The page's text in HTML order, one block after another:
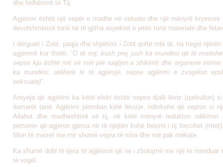
dhe hidhërimit të Tij.
Agjërimi është një vepër e madhe në vetvete dhe një mënyrë kryesore
devotshmërisë tonë në të gjitha aspektet e jetës tonë materiale dhe
I dërguari i Zotit, paqja dhe shpëtimi i Zotit qoftë mbi të, na tregoi
agjërimit kur thotë: “O të rinj, kush prej jush ka mundësi që të
sepse kjo është më së miri për ruajtjen e shikimit dhe organeve
ka mundësi, atëherë le të agjërojë, sepse agjërimi e zvogëlon
seksuale)”.
Arsyeja që agjërimi ka këtë efekt është sepse djalli lëviz (qarkullon)
damarët tanë. Agjërimi përmban këtë lëvizje, ndërkohë që vepron si
Allahut dhe madhështisë së tij, në këtë mënyrë redukton ndikimin
personin që agjëron gjersa në të njëjtën kohë besimi i tij forcohet
fillon të merret me më shumë vepra të mira dhe më pak mëkate.
Ka shumë dobi të tjera të agjërimit që ne i zbulojmë me një të menduar
të vogël.